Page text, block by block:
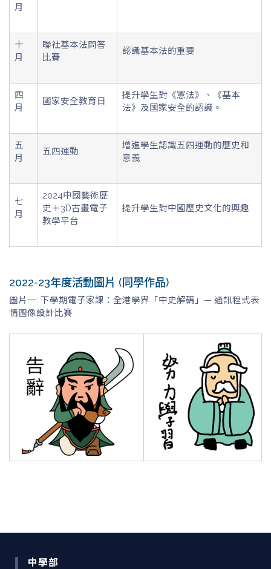
月
十
月
聯社基本法問答
比賽
認識基本法的重要
四
月
國家安全教育日
提升學生對《憲法》、《基本
法》及國家安全的認識。
五
月
五四運動
增進學生認識五四運動的歷史和
意義
七
月
2024中國藝術歷
史＋3D古畫電子
教學平台
提升學生對中國歷史文化的興趣
2022-23年度活動圖片 (同學作品)
圖片一: 下學期電子家課：全港學界「中史解碼」— 通訊程式表
情圖像設計比賽
中學部